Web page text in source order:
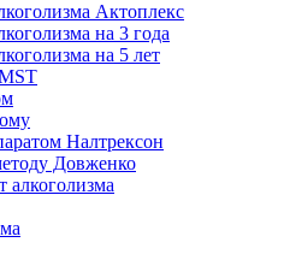
Актоплекс
на 3 года
на 5 лет
Налтрексон
Довженко
алкоголизма